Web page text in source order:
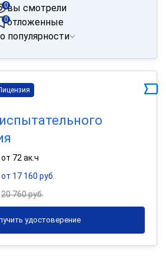
вы смотрели
0
отложенные
0
популярности
от 72 ак.ч
от 17 160 руб.
20 760 руб.
удостоверение